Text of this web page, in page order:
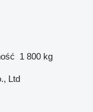
1 800 kg
Ltd